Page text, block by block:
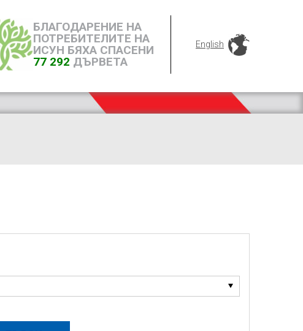
БЛАГОДАРЕНИЕ НА
ПОТРЕБИТЕЛИТЕ НА
ИСУН БЯХА СПАСЕНИ
77 292 ДЪРВЕТА
English